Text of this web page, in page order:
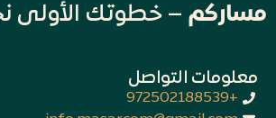
مساركم – خطوتك الأولى
معلومات التواصل
+972502188539